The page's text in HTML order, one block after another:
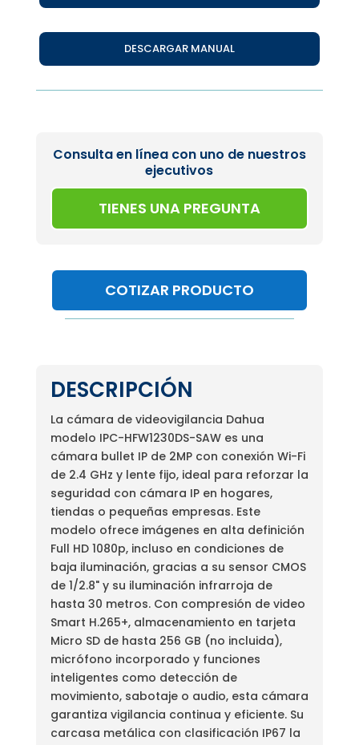
DESCARGAR MANUAL
Consulta en línea con uno de nuestros
ejecutivos
TIENES UNA PREGUNTA
COTIZAR PRODUCTO
DESCRIPCIÓN
La cámara de videovigilancia Dahua
modelo IPC-HFW1230DS-SAW es una
cámara bullet IP de 2MP con conexión Wi-Fi
de 2.4 GHz y lente fijo, ideal para reforzar la
seguridad con cámara IP en hogares,
tiendas o pequeñas empresas. Este
modelo ofrece imágenes en alta definición
Full HD 1080p, incluso en condiciones de
baja iluminación, gracias a su sensor CMOS
de 1/2.8" y su iluminación infrarroja de
hasta 30 metros. Con compresión de video
Smart H.265+, almacenamiento en tarjeta
Micro SD de hasta 256 GB (no incluida),
micrófono incorporado y funciones
inteligentes como detección de
movimiento, sabotaje o audio, esta cámara
garantiza vigilancia continua y eficiente. Su
carcasa metálica con clasificación IP67 la